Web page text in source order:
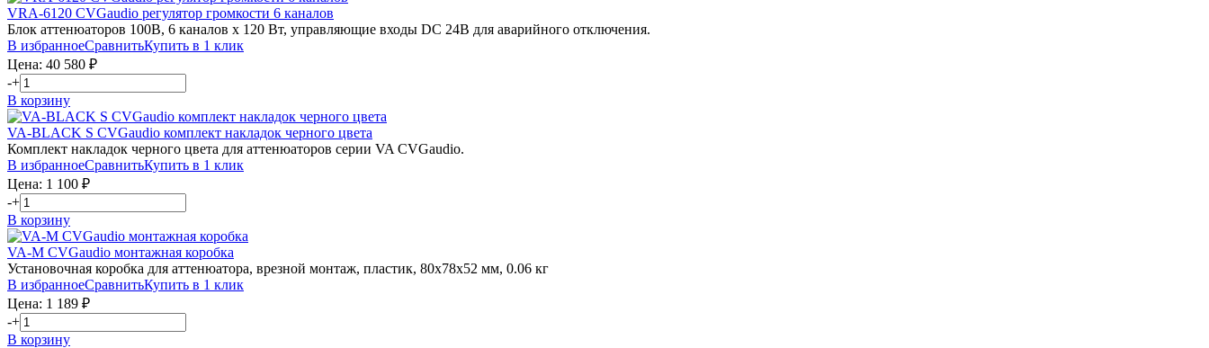
VRA-6120 CVGaudio регулятор громкости 6 каналов
Блок аттенюаторов 100В, 6 каналов х 120 Вт, управляющие входы DC 24В для аварийного отключения.
В избранноеСравнитьКупить в 1 клик
Цена: 40 580 ₽
-+
В корзину
VA-BLACK S CVGaudio комплект накладок черного цвета
Комплект накладок черного цвета для аттенюаторов серии VA CVGaudio.
В избранноеСравнитьКупить в 1 клик
Цена: 1 100 ₽
-+
В корзину
VA-M CVGaudio монтажная коробка
Установочная коробка для аттенюатора, врезной монтаж, пластик, 80х78х52 мм, 0.06 кг
В избранноеСравнитьКупить в 1 клик
Цена: 1 189 ₽
-+
В корзину